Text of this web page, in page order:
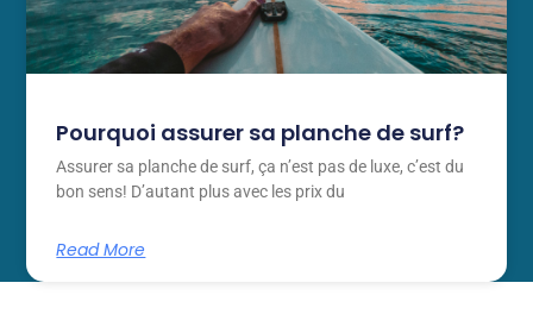
Pourquoi assurer sa planche de surf?
Assurer sa planche de surf, ça n’est pas de luxe, c’est du
bon sens! D’autant plus avec les prix du
Read More